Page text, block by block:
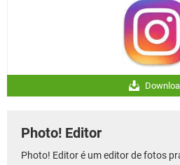
Photo! Editor
Photo! Editor é um editor de fotos